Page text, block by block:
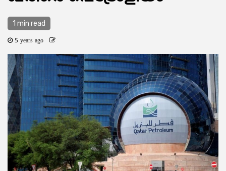
1 min read
5 years ago